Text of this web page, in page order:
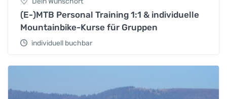
(E-)MTB Personal Training 1:1 & individuelle
Mountainbike-Kurse für Gruppen
individuell buchbar